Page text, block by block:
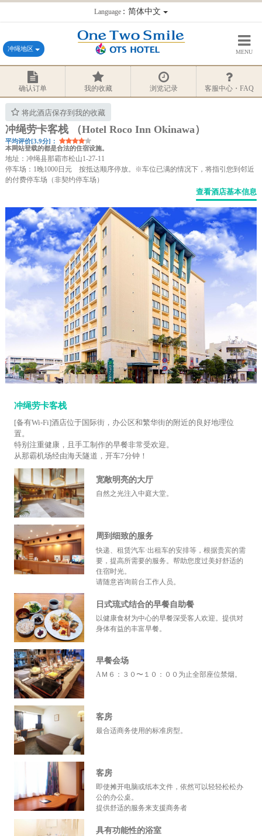
Language：简体中文
冲绳地区 MENU
确认订单 我的收藏 浏览记录 客服中心・FAQ
将此酒店保存到我的收藏
冲绳劳卡客栈 （Hotel Roco Inn Okinawa）
平均评价[3.9分]：
本网站登载的都是合法的住宿设施。
地址：冲绳县那霸市松山1-27-11
停车场：1晚1000日元 按抵达顺序停放。※车位已满的情况下，将指引您到邻近
的付费停车场（非契约停车场）
查看酒店基本信息
冲绳劳卡客栈
[备有Wi-Fi]酒店位于国际街，办公区和繁华街的附近的良好地理位
置。
特别注重健康，且手工制作的早餐非常受欢迎。
从那霸机场经由海天隧道，开车7分钟！
宽敞明亮的大厅
自然之光注入中庭大堂。
周到细致的服务
快递、租赁汽车·出租车的安排等，根据贵宾的需
要，提高所需要的服务。帮助您度过美好舒适的
住宿时光。
请随意咨询前台工作人员。
日式琉式结合的早餐自助餐
以健康食材为中心的早餐深受客人欢迎。提供对
身体有益的丰富早餐。
早餐会场
AＭ６：３０〜１０：００为止全部座位禁烟。
客房
最合适商务使用的标准房型。
客房
即使摊开电脑或纸本文件，依然可以轻轻松松办
公的办公桌。
提供舒适的服务来支援商务者
具有功能性的浴室